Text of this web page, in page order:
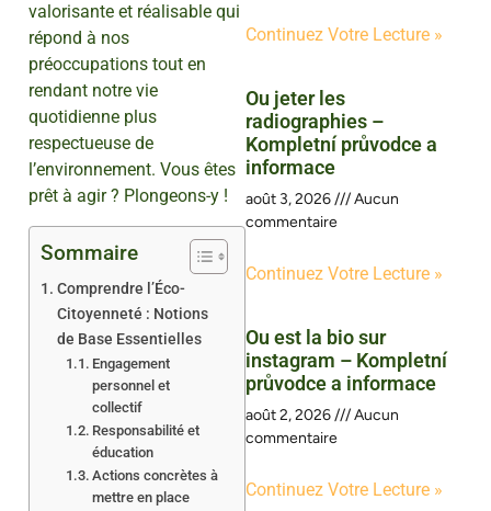
valorisante et réalisable qui
répond à nos
préoccupations tout en
rendant notre vie
quotidienne plus
respectueuse de
l’environnement. Vous êtes
prêt à agir ? Plongeons-y !
Sommaire
Comprendre l’Éco-
Citoyenneté : Notions
de Base Essentielles
Engagement
personnel et
collectif
Responsabilité et
éducation
Actions concrètes à
mettre en place
Continuez Votre Lecture »
Ou jeter les
radiographies –
Kompletní průvodce a
informace
août 3, 2026
Aucun
commentaire
Continuez Votre Lecture »
Ou est la bio sur
instagram – Kompletní
průvodce a informace
août 2, 2026
Aucun
commentaire
Continuez Votre Lecture »